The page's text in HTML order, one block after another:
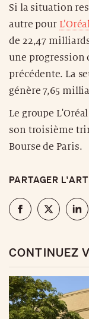
Si la situation
autre pour
de 22,47
une progression
précédente. La
génère 7,65
Le groupe
son troisième
Bourse de Paris.
PARTAGER
CONTINUEZ